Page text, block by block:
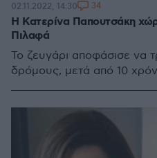
Η Κατερίνα Παπουτσάκη
Πιλαφά
Το ζευγάρι αποφάσισε να
δρόμους, μετά από 10
02.11.2022, 14:30 34